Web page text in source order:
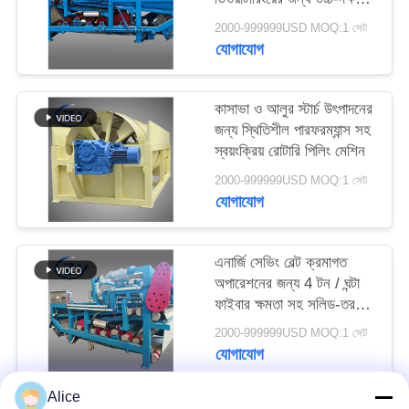
PRIVACY
POLICY
বেল্ট ডিহাইড্রেশন ফিল্টার
2000-999999USD MOQ:1 সেট
যোগাযোগ
কাসাভা ও আলুর স্টার্চ উৎপাদনের
জন্য স্থিতিশীল পারফরম্যান্স সহ
স্বয়ংক্রিয় রোটারি পিলিং মেশিন
2000-999999USD MOQ:1 সেট
যোগাযোগ
এনার্জি সেভিং বেল্ট ক্রমাগত
অপারেশনের জন্য 4 টন / ঘন্টা
ফাইবার ক্ষমতা সহ সলিড-তরল
বিচ্ছেদ ডিওয়াটারিং মেশিন
2000-999999USD MOQ:1 সেট
যোগাযোগ
Alice